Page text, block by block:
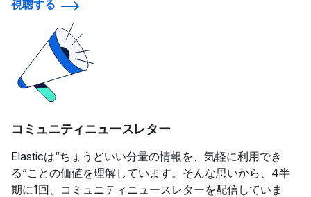
視聴する
コミュニティニュースレター
Elasticは“ちょうどいい分量の情報を、気軽に利用でき
る”ことの価値を理解しています。そんな思いから、4半
期に1回、コミュニティニュースレターを配信していま